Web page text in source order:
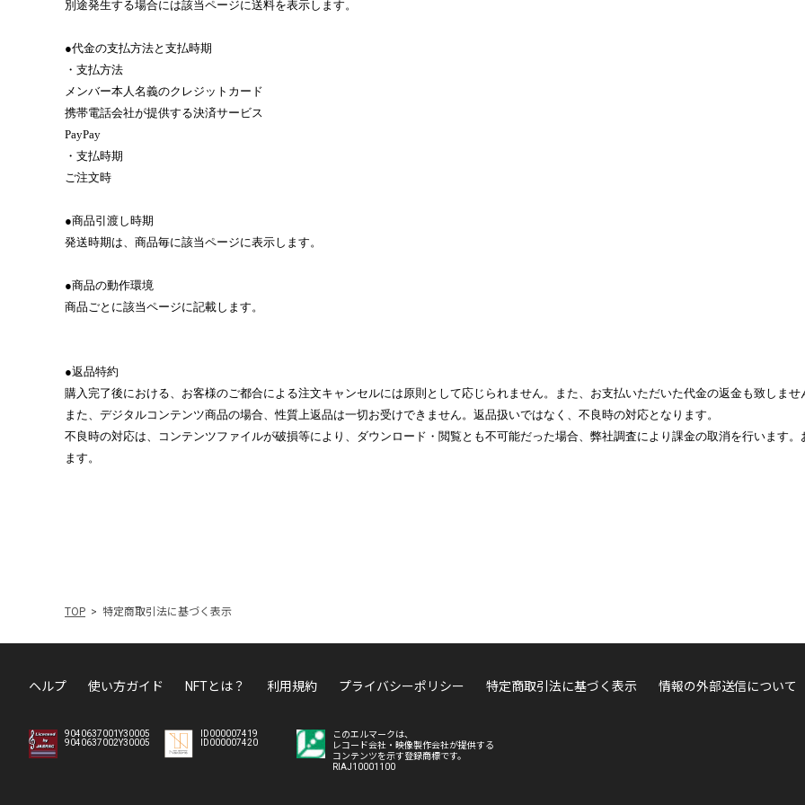
別途発生する場合には該当ページに送料を表示します。
●代金の支払方法と支払時期
・支払方法
メンバー本人名義のクレジットカード
携帯電話会社が提供する決済サービス
PayPay
・支払時期
ご注文時
●商品引渡し時期
発送時期は、商品毎に該当ページに表示します。
●商品の動作環境
商品ごとに該当ページに記載します。
●返品特約
購入完了後における、お客様のご都合による注文キャンセルには原則として応じられません。また、お支払いただいた代金の返金も致しませ
また、デジタルコンテンツ商品の場合、性質上返品は一切お受けできません。返品扱いではなく、不良時の対応となります。
不良時の対応は、コンテンツファイルが破損等により、ダウンロード・閲覧とも不可能だった場合、弊社調査により課金の取消を行います
ます。
TOP 特定商取引法に基づく表示
ヘルプ 使い方ガイド NFTとは？ 利用規約 プライバシーポリシー 特定商取引法に基づく表示 情報の外部送信について
9040637001Y30005
9040637002Y30005
ID000007419
ID000007420
このエルマークは、
レコード会社・映像製作会社が提供する
コンテンツを示す登録商標です。
RIAJ10001100